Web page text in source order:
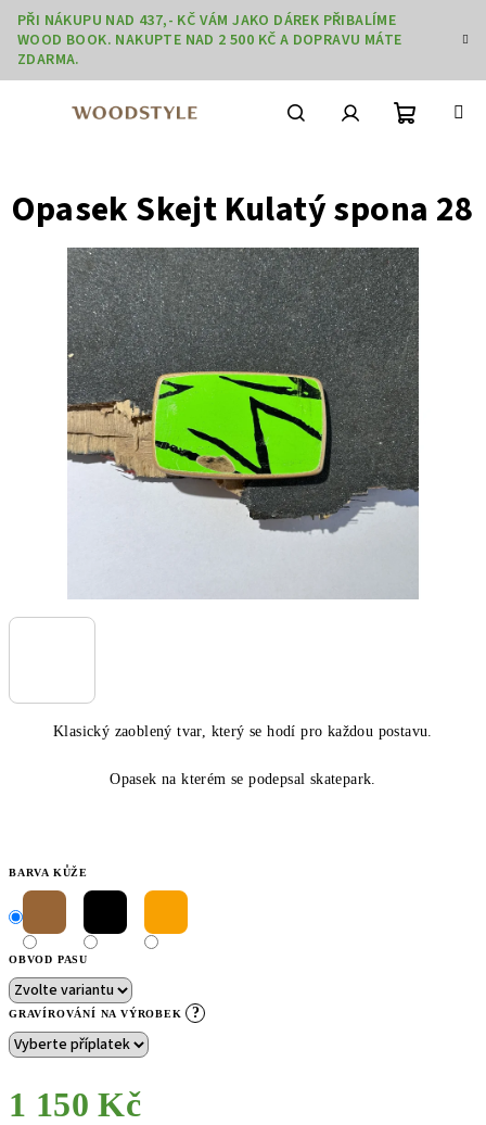
Přejít
obsah
PŘI NÁKUPU NAD 437,- KČ VÁM JAKO DÁREK PŘIBALÍME
WOOD BOOK. NAKUPTE NAD 2 500 KČ A DOPRAVU MÁTE
ZDARMA.
košík
Klasický zaoblený tvar, který se hodí pro každou postavu.
Opasek na kterém se podepsal skatepark.
BARVA KŮŽE
OBVOD PASU
GRAVÍROVÁNÍ NA VÝROBEK ?
1 150 Kč
Opasek Skejt Kulatý spona 28